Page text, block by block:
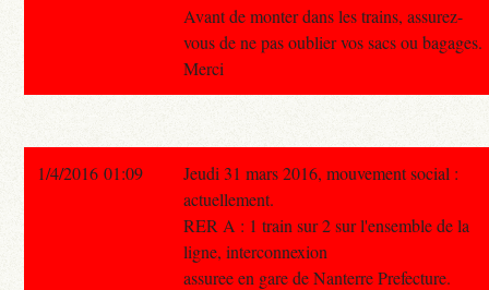
Avant de monter dans les trains, assurez-
vous de ne pas oublier vos sacs ou bagages.
Merci
1/4/2016 01:09
Jeudi 31 mars 2016, mouvement social :
actuellement.
RER A : 1 train sur 2 sur l'ensemble de la
ligne, interconnexion
assuree en gare de Nanterre Prefecture.